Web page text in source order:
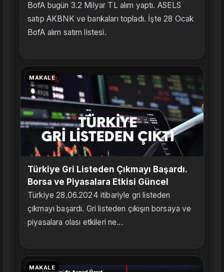
BofA bugün 3.2 Milyar TL alım yaptı. ASELS
satıp AKBNK ve bankaları topladı. İşte 28 Ocak
BofA alım satım listesi.
MAKALE
Türkiye Gri Listeden Çıkmayı Başardı.
Borsa ve Piyasalara Etkisi Güncel
Türkiye 28.06.2024 itibariyle gri listeden
çıkmayı başardı. Gri listeden çıkışın borsaya ve
piyasalara olası etkileri ne...
MAKALE